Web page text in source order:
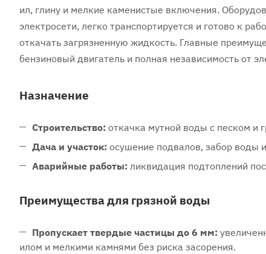
ил, глину и мелкие каменистые включения.
электросети, легко транспортируется и готово к
откачать загрязненную жидкость. Главные
бензиновый двигатель и полная независимость от
Назначение
Строительство: откачка мутной воды с песком и
Дача и участок: осушение подвалов, забор воды
Аварийные работы: ликвидация подтоплений
Преимущества для грязной воды
Пропускает твердые частицы до 6 мм:
илом и мелкими камнями без риска засорения.